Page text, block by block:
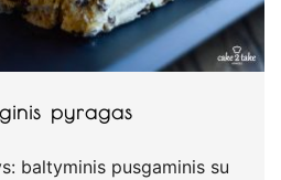
pyragas
baltyminis pusgaminis su